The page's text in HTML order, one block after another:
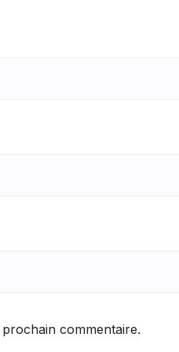
commentaire.